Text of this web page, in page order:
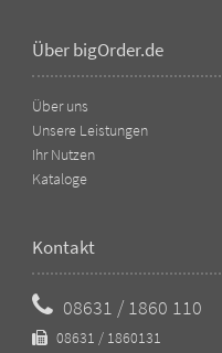
Über bigOrder.de
Über uns
Unsere Leistungen
Ihr Nutzen
Kataloge
Kontakt
08631 / 1860 110
08631 / 1860131